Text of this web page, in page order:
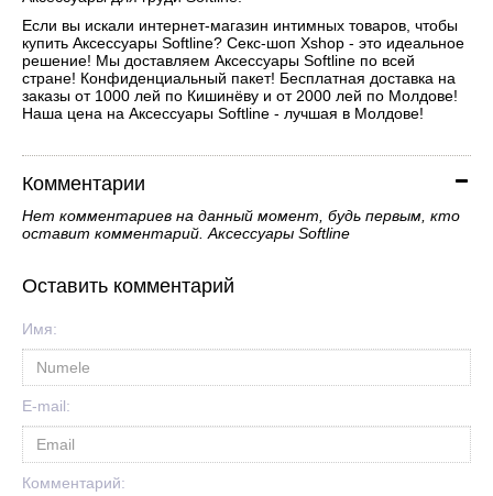
Если вы искали интернет-магазин интимных товаров, чтобы
купить Аксессуары Softline? Секс-шоп Xshop - это идеальное
решение! Мы доставляем Аксессуары Softline по всей
стране! Конфиденциальный пакет! Бесплатная доставка на
заказы от 1000 лей по Кишинёву и от 2000 лей по Молдове!
Наша цена на Аксессуары Softline - лучшая в Молдове!
Комментарии
Нет комментариев на данный момент, будь первым, кто
оставит комментарий. Аксессуары Softline
Оставить комментарий
Имя:
E-mail:
Комментарий: